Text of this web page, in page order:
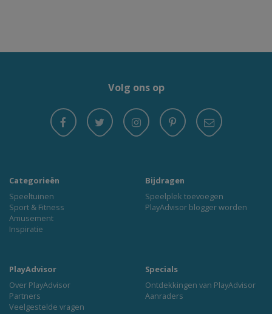
Volg ons op
Categorieën
Speeltuinen
Sport & Fitness
Amusement
Inspiratie
Bijdragen
Speelplek toevoegen
PlayAdvisor blogger worden
PlayAdvisor
Over PlayAdvisor
Partners
Veelgestelde vragen
Specials
Ontdekkingen van PlayAdvisor
Aanraders